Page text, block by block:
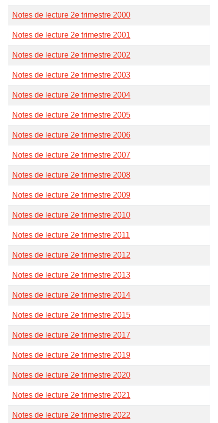
Notes de lecture 2e trimestre 2000
Notes de lecture 2e trimestre 2001
Notes de lecture 2e trimestre 2002
Notes de lecture 2e trimestre 2003
Notes de lecture 2e trimestre 2004
Notes de lecture 2e trimestre 2005
Notes de lecture 2e trimestre 2006
Notes de lecture 2e trimestre 2007
Notes de lecture 2e trimestre 2008
Notes de lecture 2e trimestre 2009
Notes de lecture 2e trimestre 2010
Notes de lecture 2e trimestre 2011
Notes de lecture 2e trimestre 2012
Notes de lecture 2e trimestre 2013
Notes de lecture 2e trimestre 2014
Notes de lecture 2e trimestre 2015
Notes de lecture 2e trimestre 2017
Notes de lecture 2e trimestre 2019
Notes de lecture 2e trimestre 2020
Notes de lecture 2e trimestre 2021
Notes de lecture 2e trimestre 2022